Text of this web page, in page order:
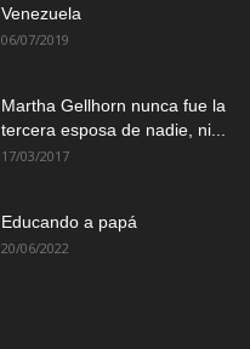
Venezuela
06/07/2019
Martha Gellhorn nunca fue la
tercera esposa de nadie, ni...
17/03/2017
Educando a papá
20/06/2022